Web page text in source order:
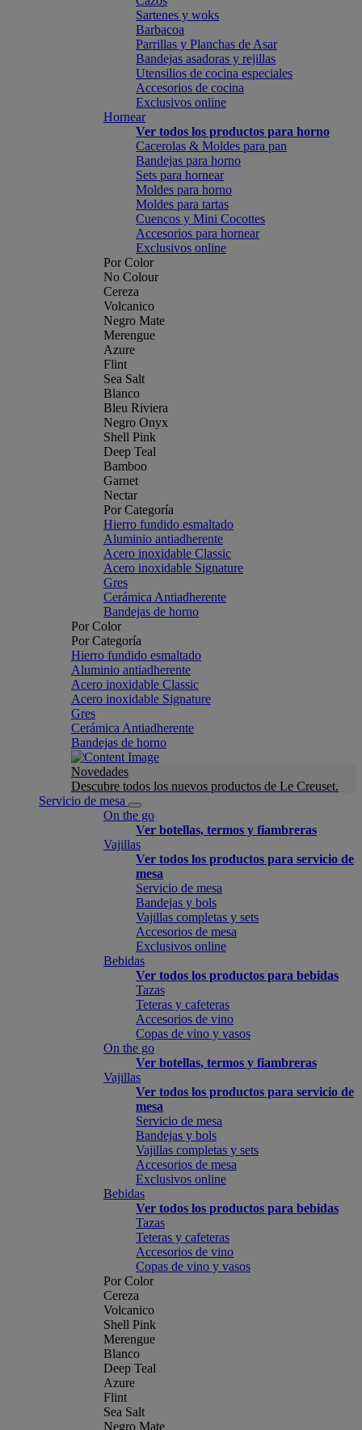
Sartenes y woks
Barbacoa
Parrillas y Planchas de Asar
Bandejas asadoras y rejillas
Utensilios de cocina especiales
Accesorios de cocina
Exclusivos online
Hornear
Ver todos los productos para horno
Cacerolas & Moldes para pan
Bandejas para horno
Sets para hornear
Moldes para horno
Moldes para tartas
Cuencos y Mini Cocottes
Accesorios para hornear
Exclusivos online
Por Color
No Colour
Cereza
Volcanico
Negro Mate
Merengue
Azure
Flint
Sea Salt
Blanco
Bleu Riviera
Negro Onyx
Shell Pink
Deep Teal
Bamboo
Garnet
Nectar
Por Categoría
Hierro fundido esmaltado
Aluminio antiadherente
Acero inoxidable Classic
Acero inoxidable Signature
Gres
Cerámica Antiadherente
Bandejas de horno
Por Color
Por Categoría
Hierro fundido esmaltado
Aluminio antiadherente
Acero inoxidable Classic
Acero inoxidable Signature
Gres
Cerámica Antiadherente
Bandejas de horno
Novedades
Descubre todos los nuevos productos de Le Creuset.
Servicio de mesa
On the go
Ver botellas, termos y fiambreras
Vajillas
Ver todos los productos para servicio de
mesa
Servicio de mesa
Bandejas y bols
Vajillas completas y sets
Accesorios de mesa
Exclusivos online
Bebidas
Ver todos los productos para bebidas
Tazas
Teteras y cafeteras
Accesorios de vino
Copas de vino y vasos
On the go
Ver botellas, termos y fiambreras
Vajillas
Ver todos los productos para servicio de
mesa
Servicio de mesa
Bandejas y bols
Vajillas completas y sets
Accesorios de mesa
Exclusivos online
Bebidas
Ver todos los productos para bebidas
Tazas
Teteras y cafeteras
Accesorios de vino
Copas de vino y vasos
Por Color
Cereza
Volcanico
Shell Pink
Merengue
Blanco
Deep Teal
Azure
Flint
Sea Salt
Negro Mate